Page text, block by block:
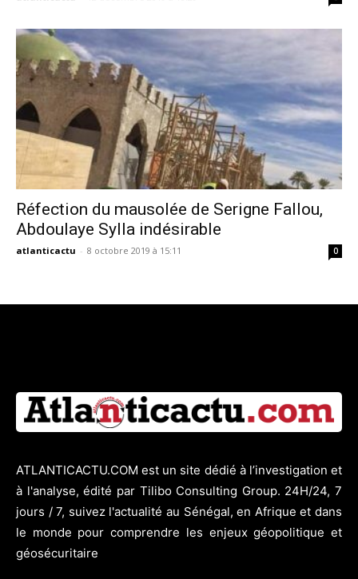
Réfection du mausolée de Serigne Fallou,
Abdoulaye Sylla indésirable
atlanticactu - 8 octobre 2019 à 15:11 0
ATLANTICACTU.COM est un site dédié à l’investigation et
à l'analyse, édité par Tilibo Consulting Group. 24H/24, 7
jours / 7, suivez l'actualité au Sénégal, en Afrique et dans
le monde pour comprendre les enjeux géopolitique et
géosécuritaire